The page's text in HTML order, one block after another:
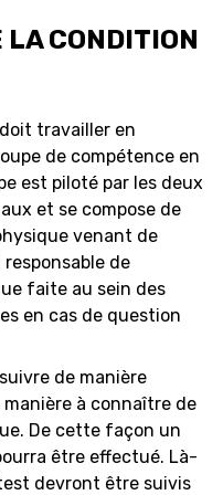
CONDITION
travailler en
de compétence en
est piloté par les deux
et se compose de
venant de
de
faite au sein des
en cas de question
de manière
à connaître de
De cette façon un
être effectué. Là-
devront être suivis